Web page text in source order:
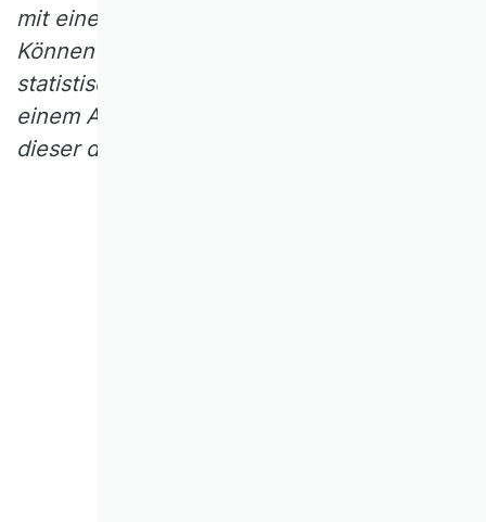
mit einer Autorenschaft verbunden?
Können zum Beispiel Fehler in der
statistischen Auswertung dann auch nur
einem Autor zugeordnet werden, wenn
dieser dafür zuständig gewesen ist?